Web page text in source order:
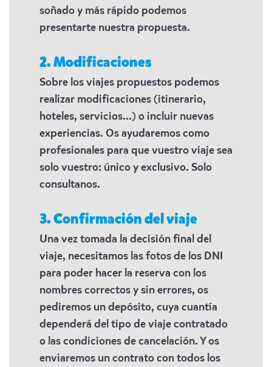
soñado y más rápido podemos
presentarte nuestra propuesta.
2. Modificaciones
Sobre los viajes propuestos podemos
realizar modificaciones (itinerario,
hoteles, servicios...) o incluir nuevas
experiencias. Os ayudaremos como
profesionales para que vuestro viaje sea
solo vuestro: único y exclusivo. Solo
consultanos.
3. Confirmación del viaje
Una vez tomada la decisión final del
viaje, necesitamos las fotos de los DNI
para poder hacer la reserva con los
nombres correctos y sin errores, os
pediremos un depósito, cuya cuantía
dependerá del tipo de viaje contratado
o las condiciones de cancelación. Y os
enviaremos un contrato con todos los